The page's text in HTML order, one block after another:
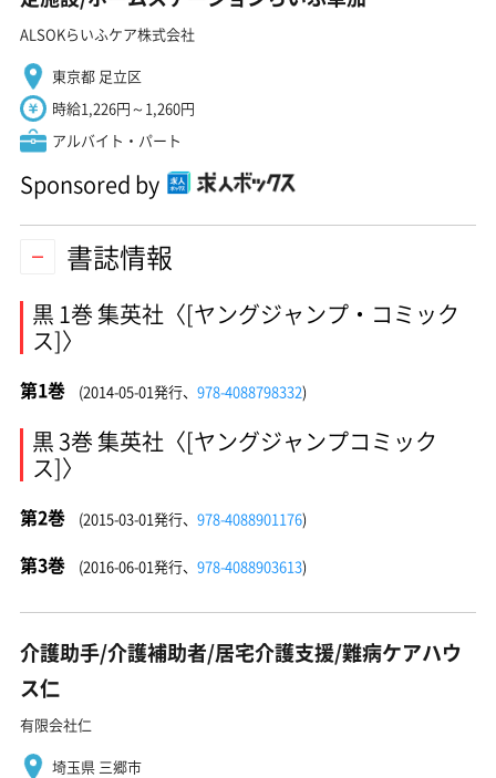
ALSOKらいふケア株式会社
東京都 足立区
時給1,226円～1,260円
アルバイト・パート
Sponsored by
書誌情報
黒 1巻 集英社〈[ヤングジャンプ・コミック
ス]〉
第1巻 (2014-05-01発行、 978-4088798332)
黒 3巻 集英社〈[ヤングジャンプコミック
ス]〉
第2巻 (2015-03-01発行、 978-4088901176)
第3巻 (2016-06-01発行、 978-4088903613)
介護助手/介護補助者/居宅介護支援/難病ケアハウ
ス仁
有限会社仁
埼玉県 三郷市